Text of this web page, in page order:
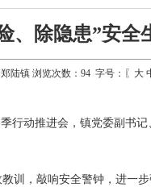
、除隐患”安全
陆镇 浏览次数： 94 字号：〖 大
行动推进会，镇党委副书
训，敲响安全警钟，进一